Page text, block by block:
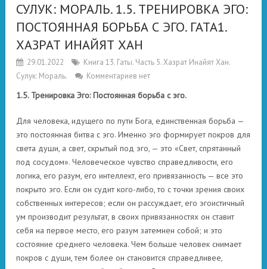
СУЛУК: МОРАЛЬ. 1.5. ТРЕНИРОВКА ЭГО:
ПОСТОЯННАЯ БОРЬБА С ЭГО. ГАТА1.
ХАЗРАТ ИНАЙЯТ ХАН
29.01.2022
Книга 13. Гаты. Часть 5. Хазрат Инайят Хан.
Сулук: Мораль.
Комментариев нет
1.5. Тренировка Эго: Постоянная борьба с эго.
Для человека, идущего по пути Бога, единственная борьба —
это постоянная битва с эго. Именно эго формирует покров для
света души, а свет, скрытый под эго, — это «Свет, спрятанный
под сосудом». Человеческое чувство справедливости, его
логика, его разум, его интеллект, его привязанность — все это
покрыто эго. Если он судит кого-либо, то с точки зрения своих
собственных интересов; если он рассуждает, его эгоистичный
ум производит результат, в своих привязанностях он ставит
себя на первое место, его разум затемнен собой; и это
состояние среднего человека. Чем больше человек снимает
покров с души, тем более он становится справедливее,